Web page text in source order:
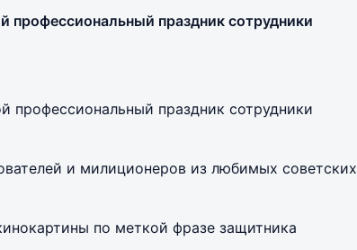
профессиональный праздник сотрудники
профессиональный праздник сотрудники
и милиционеров из любимых советских
по меткой фразе защитника